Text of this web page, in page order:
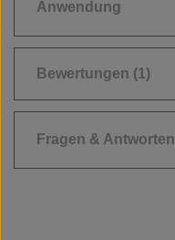
Anwendung
Bewertungen (1)
Fragen & Antworten